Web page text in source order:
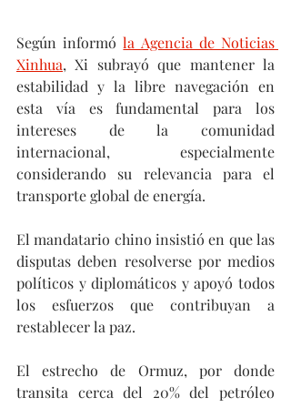
Según informó la Agencia de Noticias
Xinhua, Xi subrayó que mantener la
estabilidad y la libre navegación en
esta vía es fundamental para los
intereses de la comunidad
internacional, especialmente
considerando su relevancia para el
transporte global de energía.
El mandatario chino insistió en que las
disputas deben resolverse por medios
políticos y diplomáticos y apoyó todos
los esfuerzos que contribuyan a
restablecer la paz.
El estrecho de Ormuz, por donde
transita cerca del 20% del petróleo